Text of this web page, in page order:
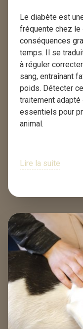
Le diabète est
fréquente chez le
conséquences
temps. Il se
à réguler
sang, entraînant
poids. Détecter
traitement
essentiels pour
animal.
Lire la suite